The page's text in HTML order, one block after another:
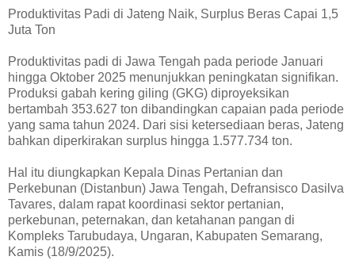
Produktivitas Padi di Jateng Naik, Surplus Beras Capai 1,5
Juta Ton
Produktivitas padi di Jawa Tengah pada periode Januari
hingga Oktober 2025 menunjukkan peningkatan signifikan.
Produksi gabah kering giling (GKG) diproyeksikan
bertambah 353.627 ton dibandingkan capaian pada periode
yang sama tahun 2024. Dari sisi ketersediaan beras, Jateng
bahkan diperkirakan surplus hingga 1.577.734 ton.
Hal itu diungkapkan Kepala Dinas Pertanian dan
Perkebunan (Distanbun) Jawa Tengah, Defransisco Dasilva
Tavares, dalam rapat koordinasi sektor pertanian,
perkebunan, peternakan, dan ketahanan pangan di
Kompleks Tarubudaya, Ungaran, Kabupaten Semarang,
Kamis (18/9/2025).